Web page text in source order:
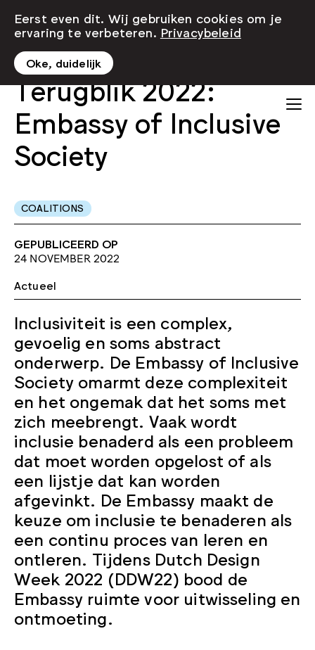
Terugblik 2022:
Embassy of Inclusive
Society
COALITIONS
GEPUBLICEERD OP
24 NOVEMBER 2022
Actueel
Inclusiviteit is een complex,
gevoelig en soms abstract
onderwerp. De Embassy of Inclusive
Society omarmt deze complexiteit
en het ongemak dat het soms met
zich meebrengt. Vaak wordt
inclusie benaderd als een probleem
dat moet worden opgelost of als
een lijstje dat kan worden
afgevinkt. De Embassy maakt de
keuze om inclusie te benaderen als
een continu proces van leren en
ontleren. Tijdens Dutch Design
Week 2022 (DDW22) bood de
Embassy ruimte voor uitwisseling en
ontmoeting.
Eerst even dit. Wij gebruiken cookies om je
ervaring te verbeteren. Privacybeleid
Oke, duidelijk